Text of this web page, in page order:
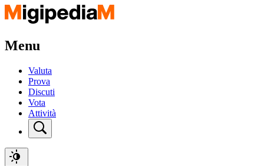
Menu
Valuta
Prova
Discuti
Vota
Attività